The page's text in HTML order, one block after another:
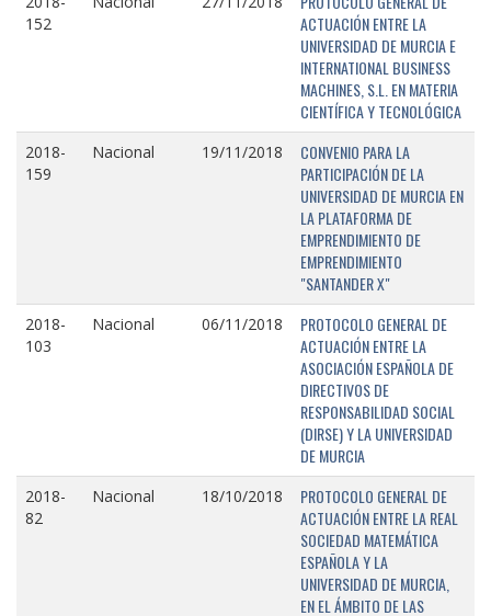
152
ACTUACIÓN ENTRE LA
UNIVERSIDAD DE MURCIA E
INTERNATIONAL BUSINESS
MACHINES, S.L. EN MATERIA
CIENTÍFICA Y TECNOLÓGICA
2018-
159
Nacional 19/11/2018
CONVENIO PARA LA
PARTICIPACIÓN DE LA
UNIVERSIDAD DE MURCIA EN
LA PLATAFORMA DE
EMPRENDIMIENTO DE
EMPRENDIMIENTO
"SANTANDER X"
2018-
103
Nacional 06/11/2018
PROTOCOLO GENERAL DE
ACTUACIÓN ENTRE LA
ASOCIACIÓN ESPAÑOLA DE
DIRECTIVOS DE
RESPONSABILIDAD SOCIAL
(DIRSE) Y LA UNIVERSIDAD
DE MURCIA
2018-
82
Nacional 18/10/2018
PROTOCOLO GENERAL DE
ACTUACIÓN ENTRE LA REAL
SOCIEDAD MATEMÁTICA
ESPAÑOLA Y LA
UNIVERSIDAD DE MURCIA,
EN EL ÁMBITO DE LAS